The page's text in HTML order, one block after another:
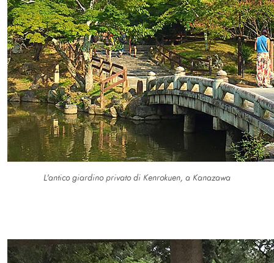
L'antico giardino privato di Kenrokuen, a Kanazawa